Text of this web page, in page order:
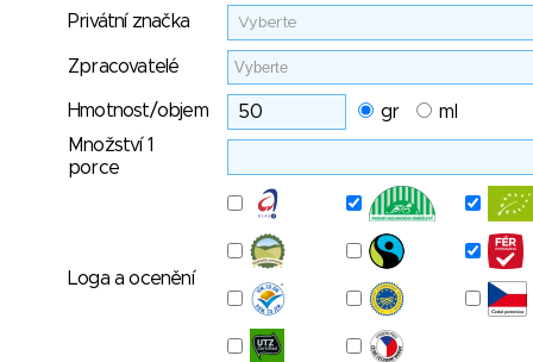
Privátní značka Vyberte
Zpracovatelé
Hmotnost/objem gr
ml
Množství 1
porce
Loga a ocenění